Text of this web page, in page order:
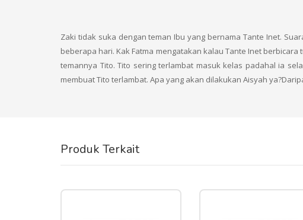
Zaki tidak suka dengan teman Ibu yang bernama Tante Inet.
beberapa hari. Kak Fatma mengatakan kalau Tante Inet
temannya Tito. Tito sering terlambat masuk kelas padahal ia
membuat Tito terlambat. Apa yang akan dilakukan Aisyah
Produk Terkait